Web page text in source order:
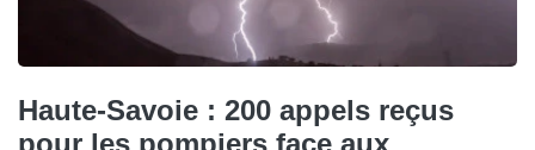
Haute-Savoie : 200 appels reçus